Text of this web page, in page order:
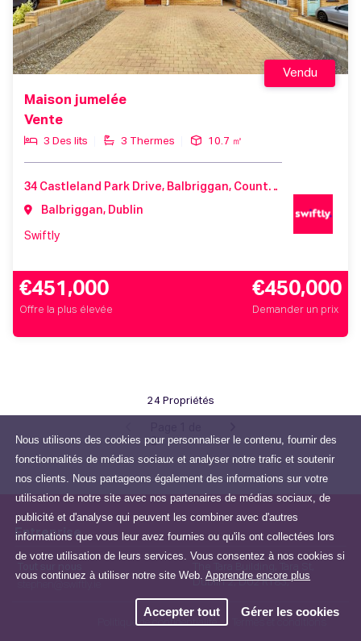
Nous utilisons des cookies pour personnaliser le contenu, fournir des
fonctionnalités de médias sociaux et analyser notre trafic et soutenir
nos clients. Nous partageons également des informations sur votre
utilisation de notre site avec nos partenaires de médias sociaux, de
publicité et d'analyse qui peuvent les combiner avec d'autres
informations que vous leur avez fournies ou qu'ils ont collectées lors
de votre utilisation de leurs services. Vous consentez à nos cookies si
vous continuez à utiliser notre site Web.Apprendre encore plus
Accepter tout Gérer les cookies
Maison jumelée
Vente
3 Des lits 3 Thermes 10.7 ㎡
Vendu
34 Castleland Park Drive, Balbriggan, County Dublin, K32 P603, Ireland
Balbriggan, Dublin
Swiftly
€451,000
Offre la plus élevée
€450,000
Demander un prix
24 Propriétés
2
Entreprise
Dublin 2, D02 RY83,
Politique de confidentialité